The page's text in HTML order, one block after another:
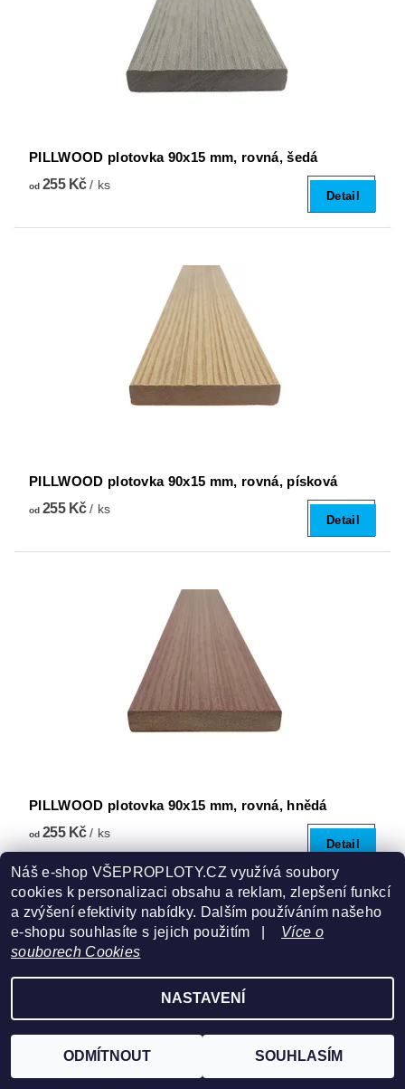
PILLWOOD plotovka 90x15 mm, rovná, šedá
od255 Kč/ ks
Detail
PILLWOOD plotovka 90x15 mm, rovná, písková
od255 Kč/ ks
Detail
PILLWOOD plotovka 90x15 mm, rovná, hnědá
od255 Kč/ ks
Detail
Náš e-shop VŠEPROPLOTY.CZ využívá soubory
cookies k personalizaci obsahu a reklam, zlepšení funkcí
a zvýšení efektivity nabídky. Dalším používáním našeho
e-shopu souhlasíte s jejich použitím | Více o
souborech Cookies
NASTAVENÍ
ODMÍTNOUT SOUHLASÍM